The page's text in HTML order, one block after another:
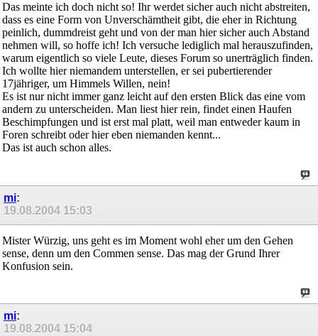
Das meinte ich doch nicht so! Ihr werdet sicher auch nicht abstreiten,
dass es eine Form von Unverschämtheit gibt, die eher in Richtung
peinlich, dummdreist geht und von der man hier sicher auch Abstand
nehmen will, so hoffe ich! Ich versuche lediglich mal herauszufinden,
warum eigentlich so viele Leute, dieses Forum so unerträglich finden.
Ich wollte hier niemandem unterstellen, er sei pubertierender
17jähriger, um Himmels Willen, nein!
Es ist nur nicht immer ganz leicht auf den ersten Blick das eine vom
andern zu unterscheiden. Man liest hier rein, findet einen Haufen
Beschimpfungen und ist erst mal platt, weil man entweder kaum in
Foren schreibt oder hier eben niemanden kennt...
Das ist auch schon alles.
mi:
19.08.2004 15:03
Mister Würzig, uns geht es im Moment wohl eher um den Gehen
sense, denn um den Commen sense. Das mag der Grund Ihrer
Konfusion sein.
mi:
19.08.2004 15:04